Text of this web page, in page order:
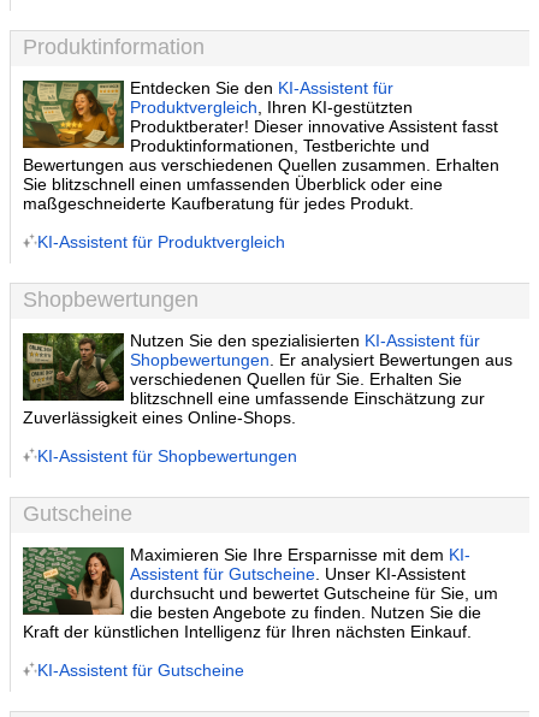
Produktinformation
Entdecken Sie den KI-Assistent für
Produktvergleich , Ihren KI-gestützten
Produktberater! Dieser innovative Assistent fasst
Produktinformationen, Testberichte und
Bewertungen aus verschiedenen Quellen zusammen. Erhalten
Sie blitzschnell einen umfassenden Überblick oder eine
maßgeschneiderte Kaufberatung für jedes Produkt.
KI-Assistent für Produktvergleich
Shopbewertungen
Nutzen Sie den spezialisierten KI-Assistent für
Shopbewertungen . Er analysiert Bewertungen aus
verschiedenen Quellen für Sie. Erhalten Sie
blitzschnell eine umfassende Einschätzung zur
Zuverlässigkeit eines Online-Shops.
KI-Assistent für Shopbewertungen
Gutscheine
Maximieren Sie Ihre Ersparnisse mit dem KI-
Assistent für Gutscheine . Unser KI-Assistent
durchsucht und bewertet Gutscheine für Sie, um
die besten Angebote zu finden. Nutzen Sie die
Kraft der künstlichen Intelligenz für Ihren nächsten Einkauf.
KI-Assistent für Gutscheine